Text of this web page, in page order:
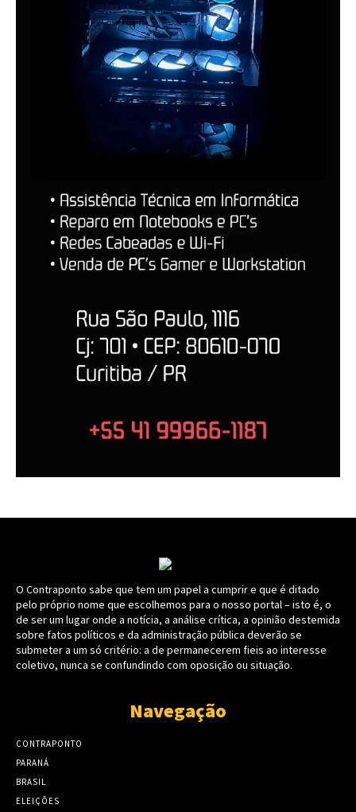
O Contraponto sabe que tem um papel a cumprir e que é ditado
pelo próprio nome que escolhemos para o nosso portal – isto é, o
de ser um lugar onde a notícia, a análise crítica, a opinião destemida
sobre fatos políticos e da administração pública deverão se
submeter a um só critério: a de permanecerem fieis ao interesse
coletivo, nunca se confundindo com oposição ou situação.
Navegação
CONTRAPONTO
PARANÁ
BRASIL
ELEIÇÕES